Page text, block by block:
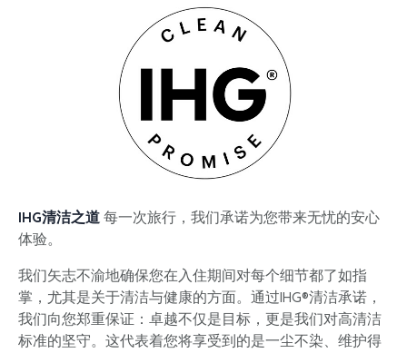
IHG清洁之道 每一次旅行，我们承诺为您带来无忧的安心
体验。
我们矢志不渝地确保您在入住期间对每个细节都了如指
掌，尤其是关于清洁与健康的方面。通过IHG®清洁承诺，
我们向您郑重保证：卓越不仅是目标，更是我们对高清洁
标准的坚守。这代表着您将享受到的是一尘不染、维护得